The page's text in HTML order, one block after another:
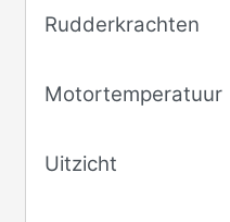
Rudderkrachten
Motortemperatuur
Uitzicht